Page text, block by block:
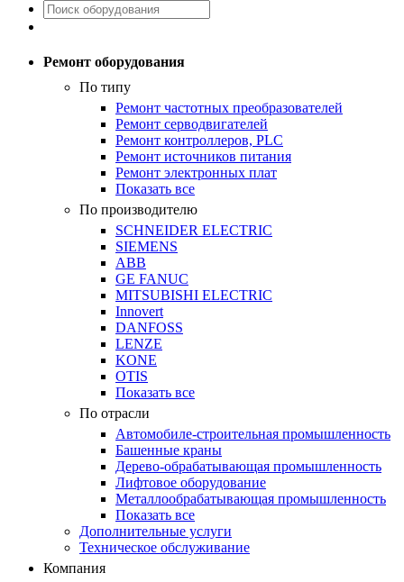
Ремонт оборудования
По типу
Ремонт частотных преобразователей
Ремонт серводвигателей
Ремонт контроллеров, PLC
Ремонт источников питания
Ремонт электронных плат
Показать все
По производителю
SCHNEIDER ELECTRIC
SIEMENS
ABB
GE FANUC
MITSUBISHI ELECTRIC
Innovert
DANFOSS
LENZE
KONE
OTIS
Показать все
По отрасли
Автомобиле-строительная промышленность
Башенные краны
Дерево-обрабатывающая промышленность
Лифтовое оборудование
Металлообрабатывающая промышленность
Показать все
Дополнительные услуги
Техническое обслуживание
Компания